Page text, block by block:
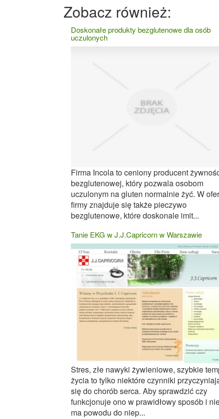
Zobacz również:
Doskonałe produkty bezglutenowe dla osób
uczulonych
Firma Incola to ceniony producent
bezglutenowej, który pozwala osobom
uczulonym na gluten normalnie żyć. W
firmy znajduje się także pieczywo
bezglutenowe, które doskonale imit...
Tanie EKG w J.J.Capricorn w Warszawie
Stres, złe nawyki żywieniowe, szybkie
życia to tylko niektóre czynniki
się do chorób serca. Aby sprawdzić czy
funkcjonuje ono w prawidłowy sposób i
ma powodu do niep...